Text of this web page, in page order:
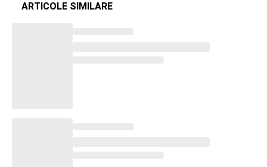
ARTICOLE SIMILARE